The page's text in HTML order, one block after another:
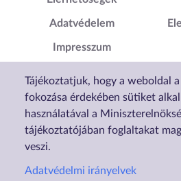
Tájékoztatjuk, hogy a weboldal
fokozása érdekében sütiket
használatával a
tájékoztatójában foglaltakat
veszi.
Adatvédelmi irányelvek
Adatvédelem
Impresszum
Nyilatkozat